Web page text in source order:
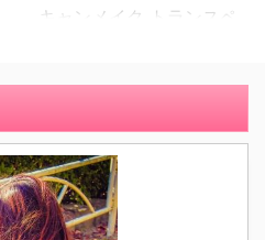
ョンを、合わせて使うこ
でいる時や仕事の時にパ
パッと使うことのでき
て、かつカバー力があり
毛穴の目立たなくなるよ
キャンメイク トランスペ
肌に仕上げてくれます。
カラーバリエーションは
4色あり、今から紹介す
る口コミレビューはくす